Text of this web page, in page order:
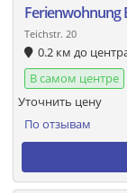
Ferienwohnung
Teichstr. 20
0.2 км до
В самом центре
По отзывам
Уточнить цену